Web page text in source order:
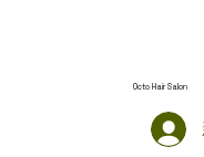
Octo Hair Salon